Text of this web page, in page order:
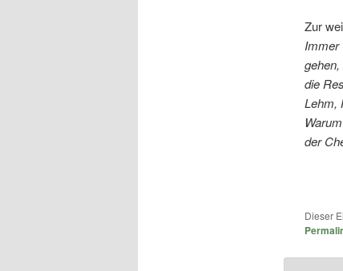
Zur
Immer
die
Lehm,
der
Dieser